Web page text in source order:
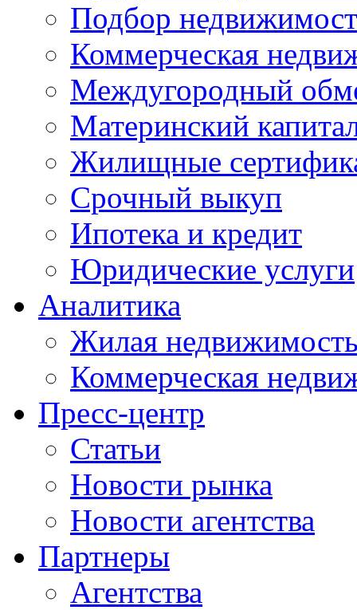
Подбор
Коммерческая
Междугородный
Материнский
Жилищные
Срочный выкуп
Ипотека и кредит
Юридические услуги
Аналитика
Жилая
Коммерческая
Пресс-центр
Статьи
Новости рынка
Новости агентства
Партнеры
Агентства